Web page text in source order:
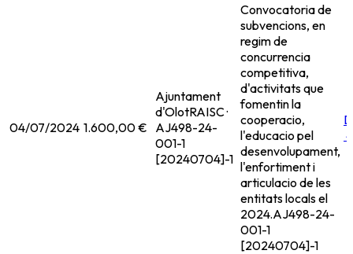
04/07/2024 1.600,00 €
Ajuntament
d'OlotRAISC ·
AJ498-24-
001-1
[20240704]-1
Convocatoria de
subvencions, en
regim de
concurrencia
competitiva,
d'activitats que
fomentin la
cooperacio,
l'educacio pel
desenvolupament,
l'enfortiment i
articulacio de les
entitats locals el
2024.AJ498-24-
001-1
[20240704]-1